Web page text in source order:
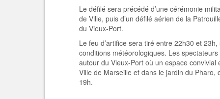
Le défilé sera précédé d’une cérémonie
de Ville, puis d’un défilé aérien de la
du Vieux-Port.
Le feu d’artifice sera tiré entre 22h30 et
conditions météorologiques. Les
autour du Vieux-Port où un espace
Ville de Marseille et dans le jardin du Pharo,
19h.